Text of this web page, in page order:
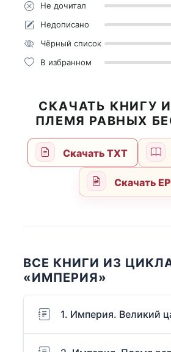
Не дочитал
Недописано
Чёрный список
В избранном
СКАЧАТЬ КНИГУ
ПЛЕМЯ РАВНЫХ
Скачать TXT
Скачать
ВСЕ КНИГИ ИЗ
«ИМПЕРИЯ»
1. Империя. Великий